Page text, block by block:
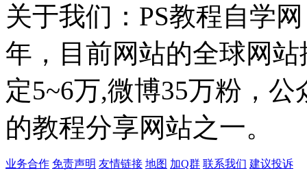
关于我们：PS教程自学
年，目前网站的全球网
定5~6万,微博35万粉，
的教程分享网站之一。
业务合作 免责声明 友情链接 地图 加Q群 联系我们 建议投诉